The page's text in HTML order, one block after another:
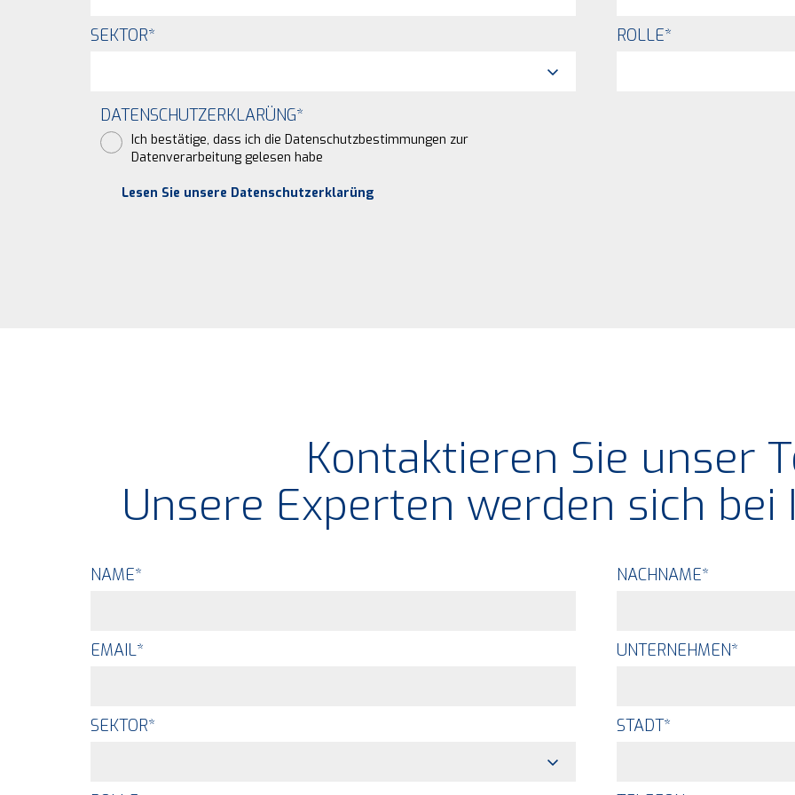
SEKTOR* ROLLE*
DATENSCHUTZERKLARÜNG*
Ich bestätige, dass ich die Datenschutzbestimmungen zur
Datenverarbeitung gelesen habe
Lesen Sie unsere Datenschutzerklarüng
Kontaktieren Sie unser
Unsere Experten werden sich bei
NAME* NACHNAME*
EMAIL* UNTERNEHMEN*
SEKTOR* STADT*